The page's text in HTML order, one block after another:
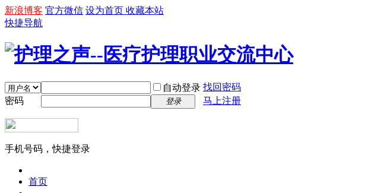
新浪博客 官方微信 设为首页 收藏本站
快捷导航
自动登录 找回密码
密码
登录 马上注册
手机号码，快捷登录
首页